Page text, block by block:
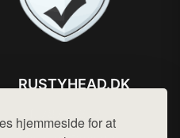
hjemmeside for at
RUSTYHEAD.DK